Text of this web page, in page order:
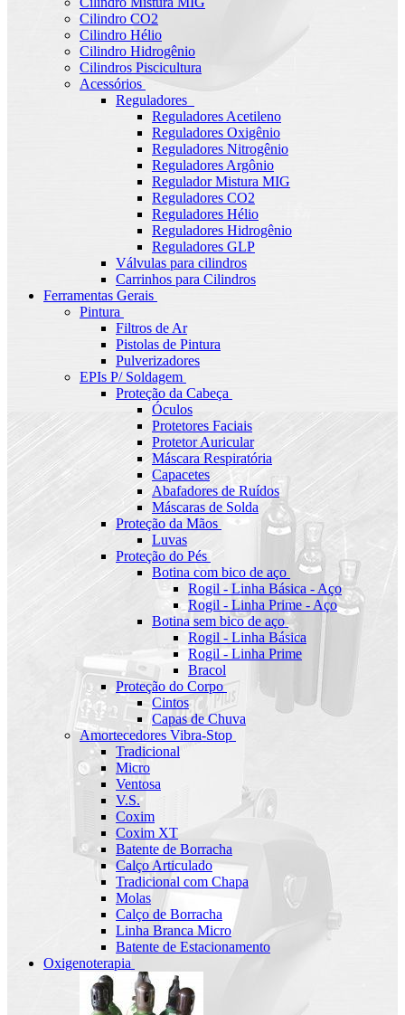
Cilindro CO2
Cilindro Hélio
Cilindro Hidrogênio
Cilindros Piscicultura
Acessórios
Reguladores
Reguladores Acetileno
Reguladores Oxigênio
Reguladores Nitrogênio
Reguladores Argônio
Regulador Mistura MIG
Reguladores CO2
Reguladores Hélio
Reguladores Hidrogênio
Reguladores GLP
Válvulas para cilindros
Carrinhos para Cilindros
Ferramentas Gerais
Pintura
Filtros de Ar
Pistolas de Pintura
Pulverizadores
EPIs P/ Soldagem
Proteção da Cabeça
Óculos
Protetores Faciais
Protetor Auricular
Máscara Respiratória
Capacetes
Abafadores de Ruídos
Máscaras de Solda
Proteção da Mãos
Luvas
Proteção do Pés
Botina com bico de aço
Rogil - Linha Básica - Aço
Rogil - Linha Prime - Aço
Botina sem bico de aço
Rogil - Linha Básica
Rogil - Linha Prime
Bracol
Proteção do Corpo
Cintos
Capas de Chuva
Amortecedores Vibra-Stop
Tradicional
Micro
Ventosa
V.S.
Coxim
Coxim XT
Batente de Borracha
Calço Articulado
Tradicional com Chapa
Molas
Calço de Borracha
Linha Branca Micro
Batente de Estacionamento
Oxigenoterapia